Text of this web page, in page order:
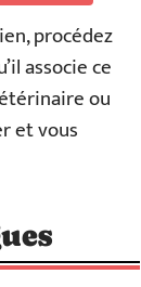
procédez
associe ce
ou
et vous